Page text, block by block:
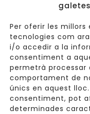
galetes
Per oferir les
tecnologies com
i/o accedir a la
consentiment a
permetrà processar
comportament de
únics en aquest
consentiment, pot
determinades
Carrer de
933